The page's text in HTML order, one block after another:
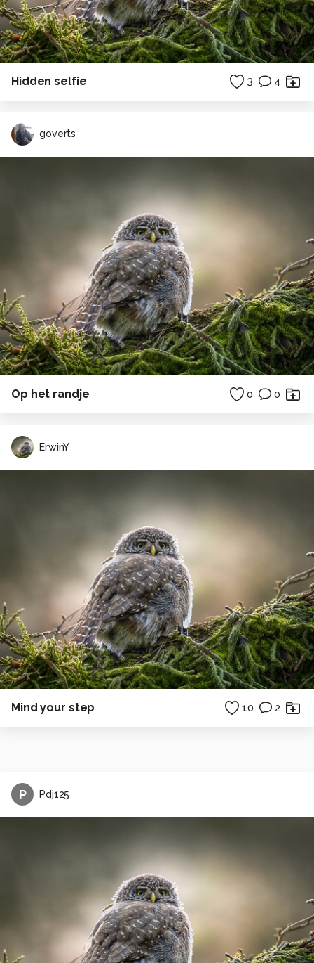
Hidden selfie 3 4
goverts
Op het randje 0 0
ErwinY
Mind your step 10 2
P Pdj125